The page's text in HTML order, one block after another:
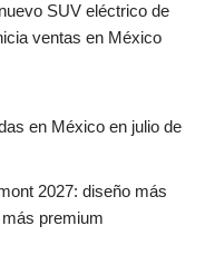
SUV eléctrico de
ventas en México
en México en julio de
2027: diseño más
premium